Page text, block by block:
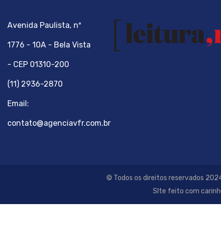
Avenida Paulista, nº
1776 - 10A - Bela Vista
- CEP 01310-200
(11) 2936-2870
Email:
contato@agenciavfr.com.br
© Todos os direitos reservados
SIte feito com